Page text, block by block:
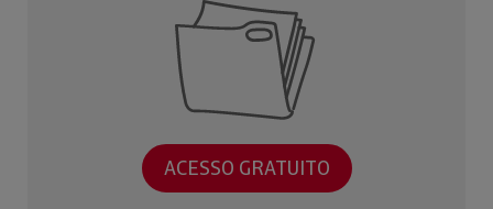
ACESSO GRATUITO